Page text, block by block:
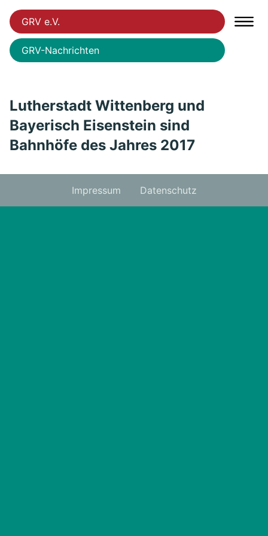
GRV e.V.
GRV-Nachrichten
Lutherstadt Wittenberg und
Bayerisch Eisenstein sind
Bahnhöfe des Jahres 2017
Impressum Datenschutz